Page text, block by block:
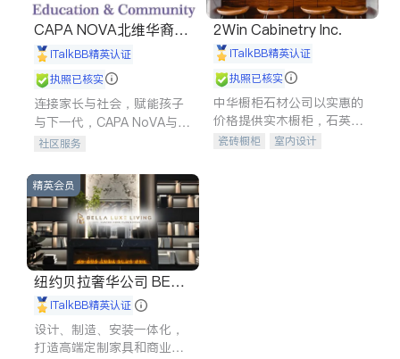
CAPA NOVA北维华裔家
长会iTalkBB精英认证
执照已核实
连接家长与社会，赋能孩子
与下一代，CAPA NoVA与您
携手建设包容、公平、充满
社区服务
2Win Cabinetry Inc.
iTalkBB精英认证
执照已核实
中华橱柜石材公司以实惠的
价格提供实木橱柜，石英石
台面，多种优质不锈钢水
瓷砖橱柜
室内设计
精英会员
纽约贝拉奢华公司 BELL
A LUXE
iTalkBB精英认证
设计、制造、安装一体化，
打造高端定制家具和商业空